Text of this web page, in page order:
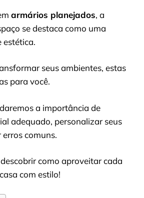
armários planejados, a
se destaca como uma
estética.
seus ambientes, estas
para você.
a importância de
adequado, personalizar seus
comuns.
como aproveitar cada
com estilo!